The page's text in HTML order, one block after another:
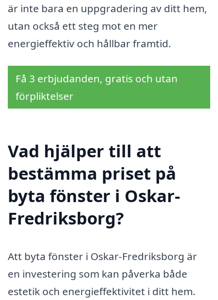
är inte bara en uppgradering av ditt hem,
utan också ett steg mot en mer
energieffektiv och hållbar framtid.
Få 3 erbjudanden, gratis och utan
förpliktelser
Vad hjälper till att
bestämma priset på
byta fönster i Oskar-
Fredriksborg?
Att byta fönster i Oskar-Fredriksborg är
en investering som kan påverka både
estetik och energieffektivitet i ditt hem.